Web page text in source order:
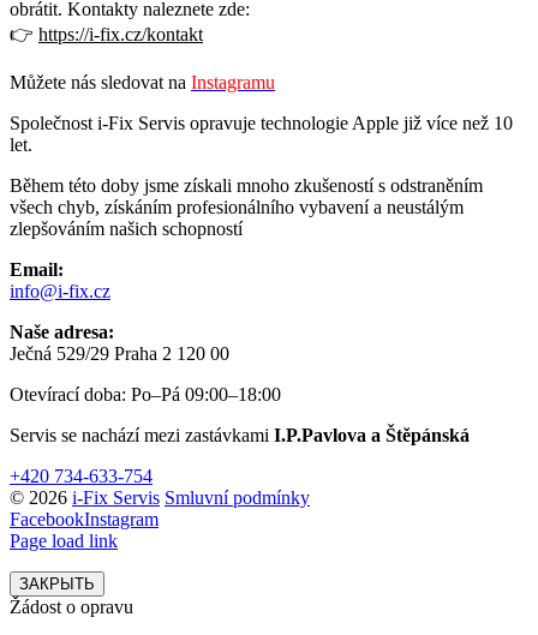
obrátit. Kontakty naleznete zde:
👉 https://i-fix.cz/kontakt
Můžete nás sledovat na Instagramu
Společnost i-Fix Servis opravuje technologie Apple již více než 10
let.
Během této doby jsme získali mnoho zkušeností s odstraněním
všech chyb, získáním profesionálního vybavení a neustálým
zlepšováním našich schopností
Email:
info@i-fix.cz
Naše adresa:
Ječná 529/29 Praha 2 120 00
Otevírací doba: Po–Pá 09:00–18:00
Servis se nachází mezi zastávkami I.P.Pavlova a Štěpánská
+420 734-633-754
© 2026 i-Fix Servis Smluvní podmínky
FacebookInstagram
Page load link
ЗАКРЫТЬ
Žádost o opravu